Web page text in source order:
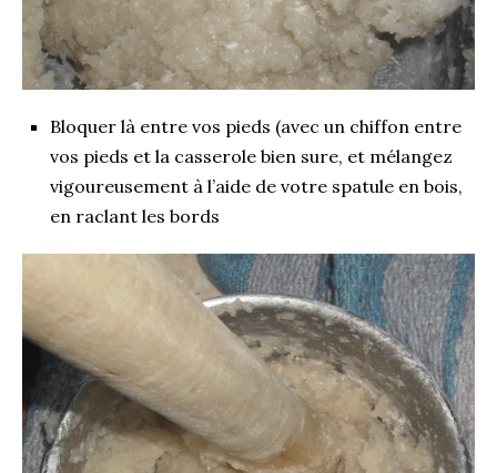
Bloquer là entre vos pieds (avec un chiffon entre
vos pieds et la casserole bien sure, et mélangez
vigoureusement à l’aide de votre spatule en bois,
en raclant les bords